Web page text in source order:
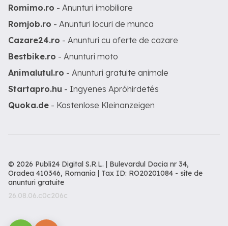
Romimo.ro - Anunturi imobiliare
Romjob.ro - Anunturi locuri de munca
Cazare24.ro - Anunturi cu oferte de cazare
Bestbike.ro - Anunturi moto
Animalutul.ro - Anunturi gratuite animale
Startapro.hu - Ingyenes Apróhirdetés
Quoka.de - Kostenlose Kleinanzeigen
© 2026 Publi24 Digital S.R.L. | Bulevardul Dacia nr 34,
Oradea 410346, Romania | Tax ID: RO20201084 - site de
anunturi gratuite
26.08.06.c0c206c